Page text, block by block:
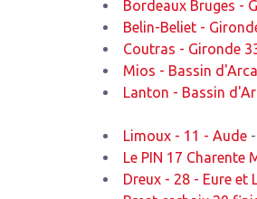
Bordeaux Bruges -
Belin-Beliet -
Coutras - Gironde
Mios - Bassin
Lanton - Bassin
Limoux - 11 - Aude -
Le PIN 17 Charente
Dreux - 28 - Eure et